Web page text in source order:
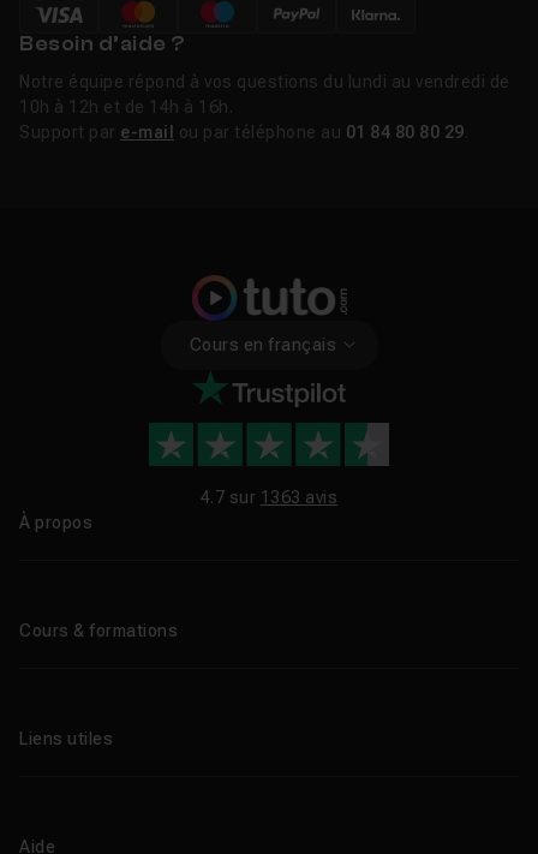
Besoin d’aide ?
Notre équipe répond à vos questions du lundi au vendredi de
10h à 12h et de 14h à 16h.
Support par e-mail ou par téléphone au 01 84 80 80 29
Cours en français
4.7 sur 1363 avis
À propos
Cours & formations
Formations certifiantes
Liens utiles
Aide